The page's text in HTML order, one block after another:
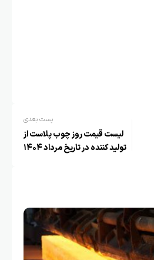
پست بعدی
لیست قیمت روز چوب پلاست از
تولید کننده در تاریخ مرداد ۱۴۰۴